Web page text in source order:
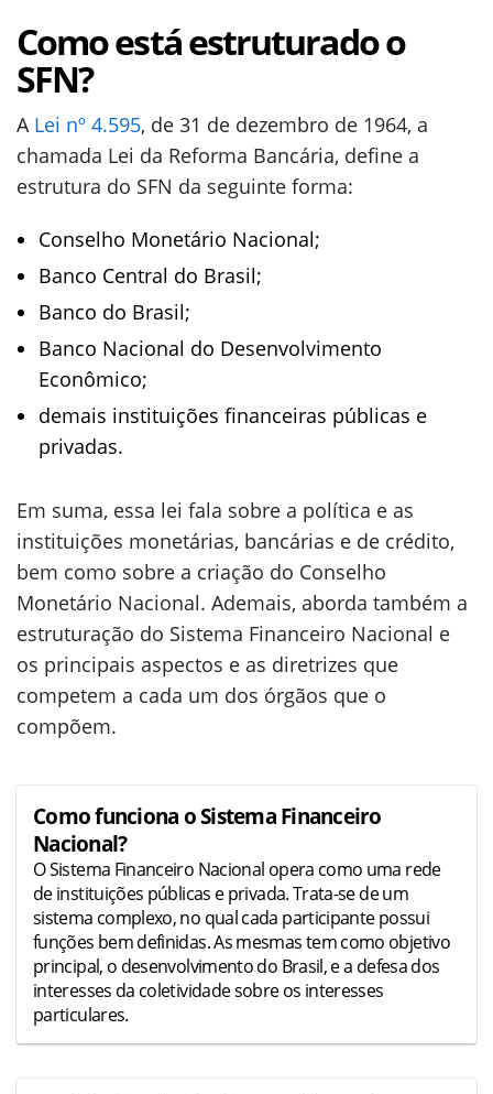
Como está estruturado o
SFN?
A Lei nº 4.595, de 31 de dezembro de 1964, a
chamada Lei da Reforma Bancária, define a
estrutura do SFN da seguinte forma:
Conselho Monetário Nacional;
Banco Central do Brasil;
Banco do Brasil;
Banco Nacional do Desenvolvimento
Econômico;
demais instituições financeiras públicas e
privadas.
Em suma, essa lei fala sobre a política e as
instituições monetárias, bancárias e de crédito,
bem como sobre a criação do Conselho
Monetário Nacional. Ademais, aborda também a
estruturação do Sistema Financeiro Nacional e
os principais aspectos e as diretrizes que
competem a cada um dos órgãos que o
compõem.
Como funciona o Sistema Financeiro
Nacional?
O Sistema Financeiro Nacional opera como uma rede
de instituições públicas e privada. Trata-se de um
sistema complexo, no qual cada participante possui
funções bem definidas. As mesmas tem como objetivo
principal, o desenvolvimento do Brasil, e a defesa dos
interesses da coletividade sobre os interesses
particulares.